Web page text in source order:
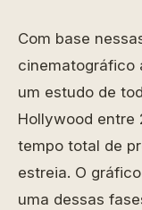
Com base
cinematográfico
um estudo de
Hollywood entre
tempo total de
estreia. O
uma dessas